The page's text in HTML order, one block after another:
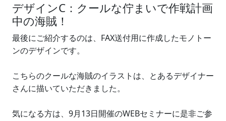
デザインC：クールな佇まいで作戦計画
中の海賊！
最後にご紹介するのは、FAX送付用に作成したモノトー
ンのデザインです。
こちらのクールな海賊のイラストは、とあるデザイナー
さんに描いていただきました。
気になる方は、9月13日開催のWEBセミナーに是非ご参